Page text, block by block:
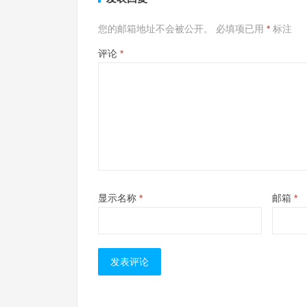
您的邮箱地址不会被公开。 必填项已用 * 标注
评论 *
显示名称 * 邮箱 *